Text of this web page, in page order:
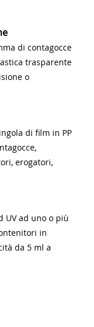
di contagocce
trasparente
o
di film in PP
erogatori,
UV ad uno o più
in
da 5 ml a